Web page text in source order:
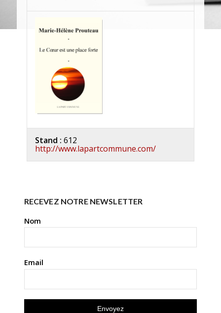
Stand : 612
http://www.lapartcommune.com/
RECEVEZ NOTRE NEWSLETTER
Nom
Email